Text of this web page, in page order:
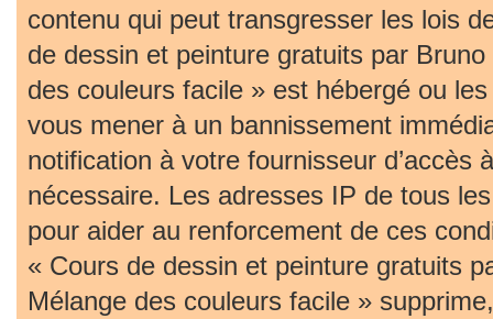
contenu qui peut transgresser les lois
de dessin et peinture gratuits par
des couleurs facile » est hébergé ou
vous mener à un bannissement
notification à votre fournisseur d’accès
nécessaire. Les adresses IP de tous
pour aider au renforcement de ces
« Cours de dessin et peinture gratuits
Mélange des couleurs facile »